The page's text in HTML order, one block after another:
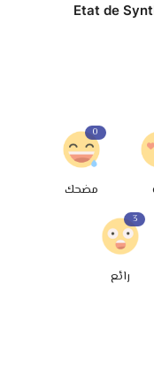
Etat de
مضحك
0
رائع
3